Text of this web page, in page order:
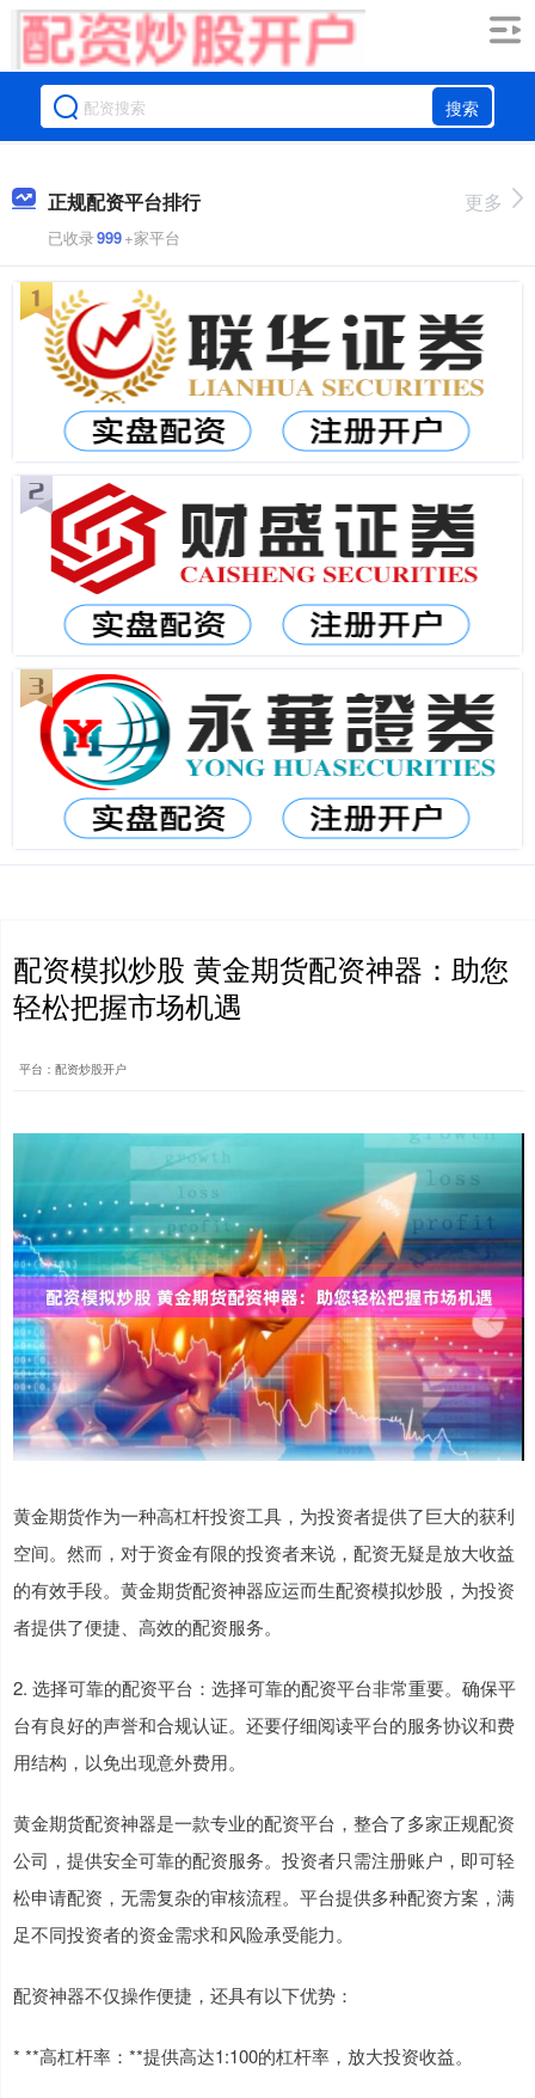
搜索
正规配资平台排行
已收录999+家平台
更多
配资模拟炒股 黄金期货配资神器：助您
轻松把握市场机遇
平台：配资炒股开户
黄金期货作为一种高杠杆投资工具，为投资者提供了巨大的获利
空间。然而，对于资金有限的投资者来说，配资无疑是放大收益
的有效手段。黄金期货配资神器应运而生配资模拟炒股，为投资
者提供了便捷、高效的配资服务。
2. 选择可靠的配资平台：选择可靠的配资平台非常重要。确保平
台有良好的声誉和合规认证。还要仔细阅读平台的服务协议和费
用结构，以免出现意外费用。
黄金期货配资神器是一款专业的配资平台，整合了多家正规配资
公司，提供安全可靠的配资服务。投资者只需注册账户，即可轻
松申请配资，无需复杂的审核流程。平台提供多种配资方案，满
足不同投资者的资金需求和风险承受能力。
配资神器不仅操作便捷，还具有以下优势：
* **高杠杆率：**提供高达1:100的杠杆率，放大投资收益。